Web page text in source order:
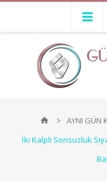
AYNI GÜN
İki Kalpli Sonsuzluk